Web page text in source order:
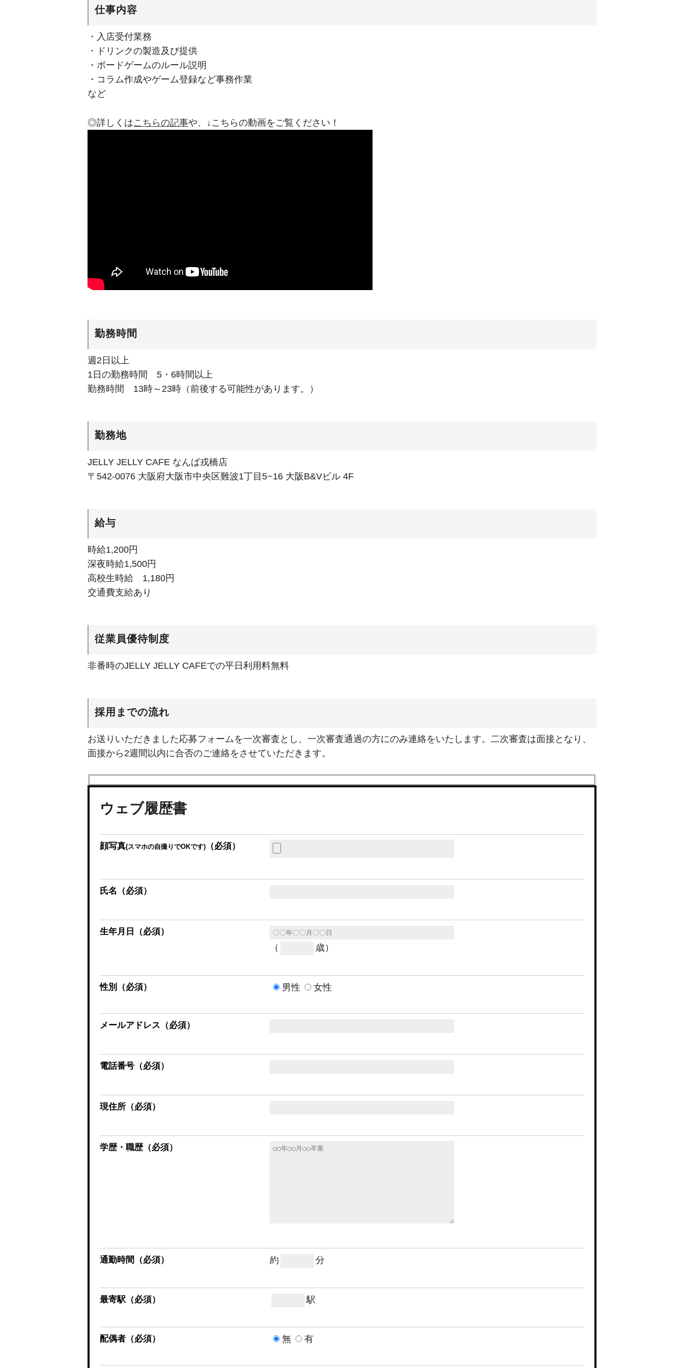
仕事内容
・入店受付業務
・ドリンクの製造及び提供
・ボードゲームのルール説明
・コラム作成やゲーム登録など事務作業
など
◎詳しくはこちらの記事や、↓こちらの動画をご覧ください！
勤務時間
週2日以上
1日の勤務時間 5・6時間以上
勤務時間 13時～23時（前後する可能性があります。）
勤務地
JELLY JELLY CAFE なんば戎橋店
〒542-0076 大阪府大阪市中央区難波1丁目5−16 大阪B&Vビル 4F
給与
時給1,200円
深夜時給1,500円
高校生時給 1,180円
交通費支給あり
従業員優待制度
非番時のJELLY JELLY CAFEでの平日利用料無料
採用までの流れ
お送りいただきました応募フォームを一次審査とし、一次審査通過の方にのみ連絡をいたします。二次審査は面接となり、
面接から2週間以内に合否のご連絡をさせていただきます。
ウェブ履歴書
顔写真(スマホの自撮りでOKです) （必須）
氏名 （必須）
生年月日 （必須）
（ 歳）
性別 （必須） 男性 女性
メールアドレス （必須）
電話番号 （必須）
現住所 （必須）
学歴・職歴（必須）
通勤時間 （必須） 約 分
最寄駅 （必須） 駅
配偶者 （必須） 無 有